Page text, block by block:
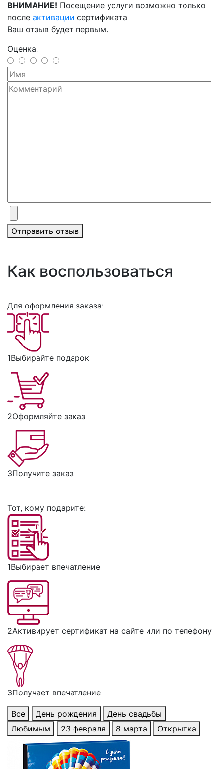
ВНИМАНИЕ! Посещение услуги возможно только
после активации сертификата
Ваш отзыв будет первым.
Оценка:
Отправить отзыв
Как воспользоваться
Для оформления заказа:
1Выбирайте подарок
2Оформляйте заказ
3Получите заказ
Тот, кому подарите:
1Выбирает впечатление
2Активирует сертификат на сайте или по телефону
3Получает впечатление
Все День рождения
День свадьбы
Любимым
23 февраля 8 марта Открытка